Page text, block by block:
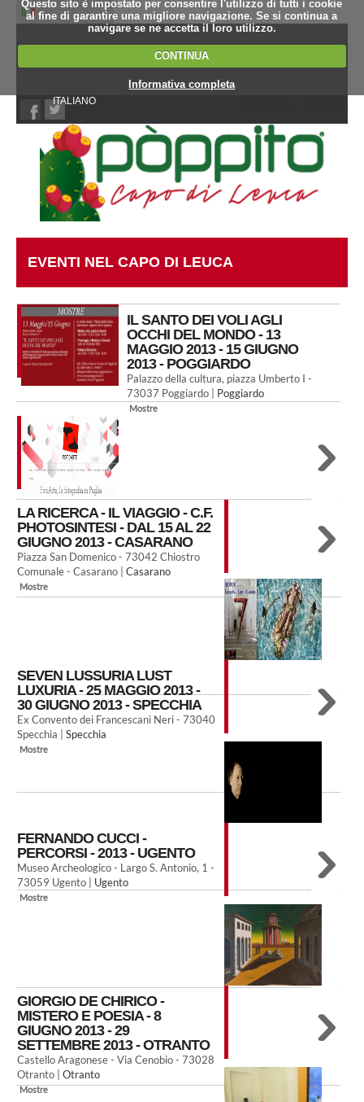
Questo sito è impostato per consentire l'utilizzo di tutti i cookie
al fine di garantire una migliore navigazione. Se si continua a
navigare se ne accetta il loro utilizzo.
CONTINUA
Informativa completa
ITALIANO
EVENTI NEL CAPO DI LEUCA
IL SANTO DEI VOLI AGLI
OCCHI DEL MONDO - 13
MAGGIO 2013 - 15 GIUGNO
2013 - POGGIARDO
Palazzo della cultura, piazza Umberto I -
73037 Poggiardo | Poggiardo
Mostre
LA RICERCA - IL VIAGGIO - C.F.
PHOTOSINTESI - DAL 15 AL 22
GIUGNO 2013 - CASARANO
Piazza San Domenico - 73042 Chiostro
Comunale - Casarano | Casarano
Mostre
SEVEN LUSSURIA LUST
LUXURIA - 25 MAGGIO 2013 -
30 GIUGNO 2013 - SPECCHIA
Ex Convento dei Francescani Neri - 73040
Specchia | Specchia
Mostre
FERNANDO CUCCI -
PERCORSI - 2013 - UGENTO
Museo Archeologico - Largo S. Antonio, 1 -
73059 Ugento | Ugento
Mostre
GIORGIO DE CHIRICO -
MISTERO E POESIA - 8
GIUGNO 2013 - 29
SETTEMBRE 2013 - OTRANTO
Castello Aragonese - Via Cenobio - 73028
Otranto | Otranto
Mostre